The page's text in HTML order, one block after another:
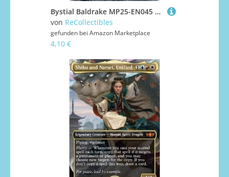
Bystial Baldrake MP25-EN045 Starlight Rare Englisch Boosterfrisch 1. Auflage - 2025 Mega-Pack Tin - mit ReCollectibles-Versandschutz - für Yu-Gi-Oh!
von ReCollectibles
gefunden bei Amazon Marketplace
4,10 €